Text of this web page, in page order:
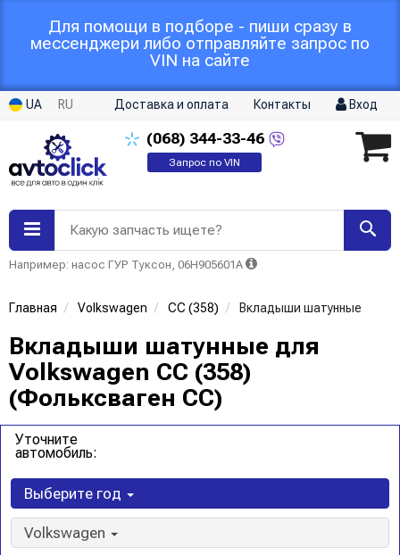
Для помощи в подборе - пиши сразу в
мессенджери либо отправляйте запрос по
VIN на сайте
UA RU Доставка и оплата Контакты Вход
(068) 344-33-46
Запрос по VIN
Какую запчасть ищете?
Например: насос ГУР Туксон, 06H905601A
Главная Volkswagen CC (358) Вкладыши шатунные
Вкладыши шатунные для
Volkswagen CC (358)
(Фольксваген CC)
Уточните
автомобиль:
Выберите год
Volkswagen